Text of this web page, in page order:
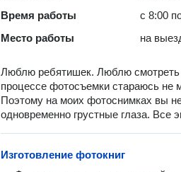
Время работы
с 8:00
Место работы
на
Люблю ребятишек. Люблю смотреть
процессе фотосъемки стараюсь не
Поэтому на моих фотоснимках вы
одновременно грустные глаза. Все
Изготовление фотокниг